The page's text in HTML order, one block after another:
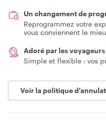
Un changement de
Reprogrammez votre
vous conviennent le
Adoré par les
Simple et flexible : vos
Voir la politique